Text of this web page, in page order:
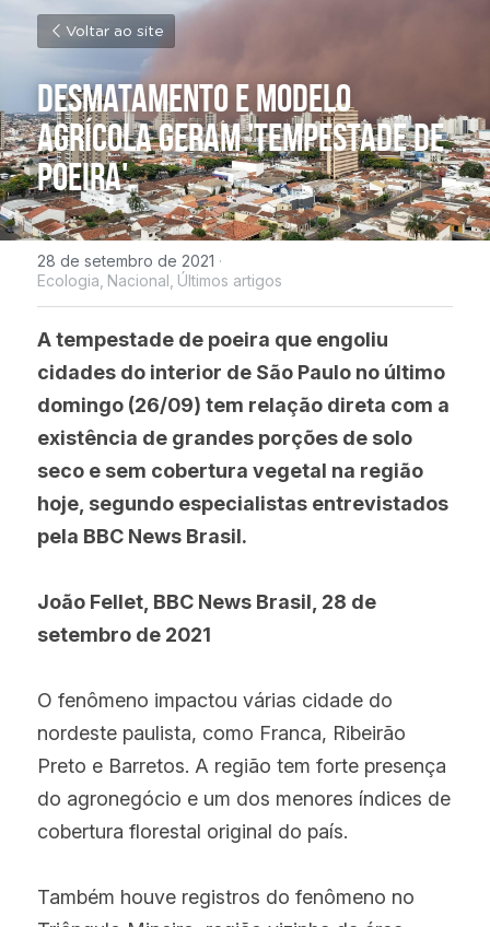
Voltar ao site
Desmatamento e modelo
agrícola geram 'tempestade de
poeira'
28 de setembro de 2021 ·
Ecologia, Nacional, Últimos artigos
A tempestade de poeira que engoliu
cidades do interior de São Paulo no último
domingo (26/09) tem relação direta com a
existência de grandes porções de solo
seco e sem cobertura vegetal na região
hoje, segundo especialistas entrevistados
pela BBC News Brasil.
João Fellet, BBC News Brasil, 28 de
setembro de 2021
O fenômeno impactou várias cidade do
nordeste paulista, como Franca, Ribeirão
Preto e Barretos. A região tem forte presença
do agronegócio e um dos menores índices de
cobertura florestal original do país.
Também houve registros do fenômeno no